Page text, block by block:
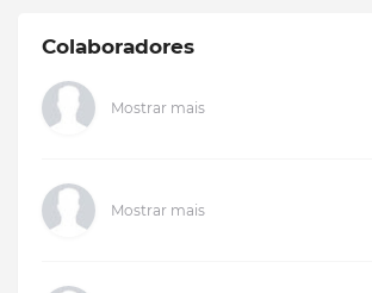
Colaboradores
Mostrar mais
Mostrar mais